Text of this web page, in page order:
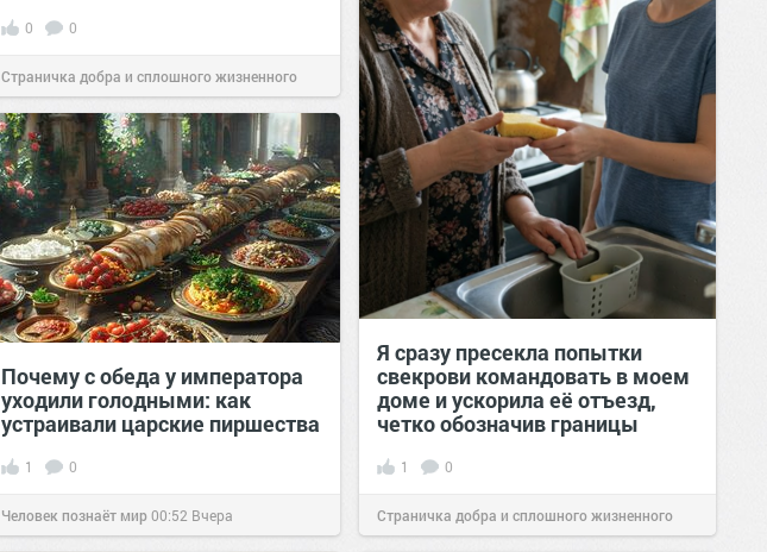
0 0
Страничка добра и сплошного жизненного
позитива!15:38Вчера
Я сразу пресекла попытки
свекрови командовать в моем
доме и ускорила её отъезд,
четко обозначив границы
1 0
Страничка добра и сплошного жизненного
Почему с обеда у императора
уходили голодными: как
устраивали царские пиршества
1 0
Человек познаёт мир00:52 Вчера